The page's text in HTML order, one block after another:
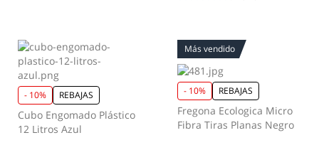
- 10% REBAJAS
Cubo Engomado Plástico
12 Litros Azul
Más vendido
- 10% REBAJAS
Fregona Ecologica Micro
Fibra Tiras Planas Negro